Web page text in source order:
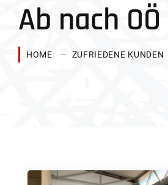
Ab nach
HOME ZUFRIEDENE KUNDEN